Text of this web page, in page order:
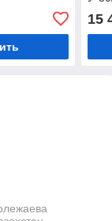
15